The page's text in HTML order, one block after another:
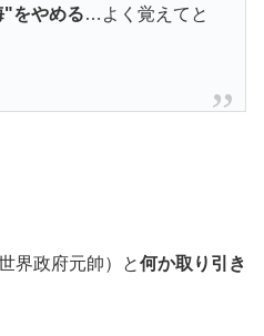
"をやめる…よく覚えてと
界政府元帥）と何か取り引き